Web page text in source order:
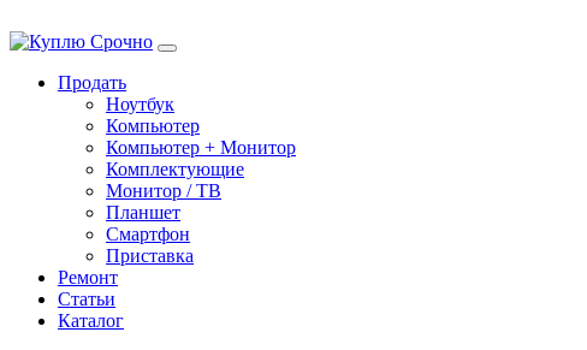
Продать
Ноутбук
Компьютер
Компьютер + Монитор
Комплектующие
Монитор / ТВ
Планшет
Смартфон
Приставка
Ремонт
Статьи
Каталог